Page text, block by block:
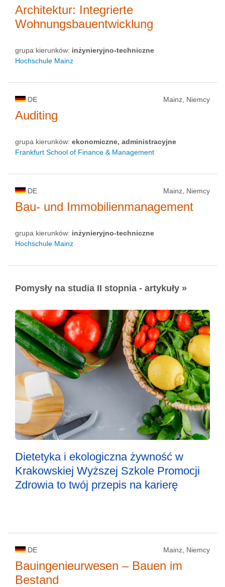
Architektur: Integrierte
Wohnungsbauentwicklung
grupa kierunków: inżynieryjno-techniczne
Hochschule Mainz
DE Mainz, Niemcy
Auditing
grupa kierunków: ekonomiczne, administracyjne
Frankfurt School of Finance & Management
DE Mainz, Niemcy
Bau- und Immobilienmanagement
grupa kierunków: inżynieryjno-techniczne
Hochschule Mainz
Pomysły na studia II stopnia - artykuły »
Dietetyka i ekologiczna żywność w
Krakowskiej Wyższej Szkole Promocji
Zdrowia to twój przepis na karierę
DE Mainz, Niemcy
Bauingenieurwesen – Bauen im
Bestand